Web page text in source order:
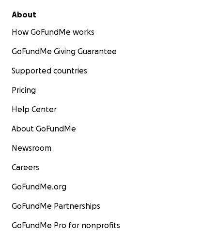
About
How GoFundMe works
GoFundMe Giving Guarantee
Supported countries
Pricing
Help Center
About GoFundMe
Newsroom
Careers
GoFundMe.org
GoFundMe Partnerships
GoFundMe Pro for nonprofits